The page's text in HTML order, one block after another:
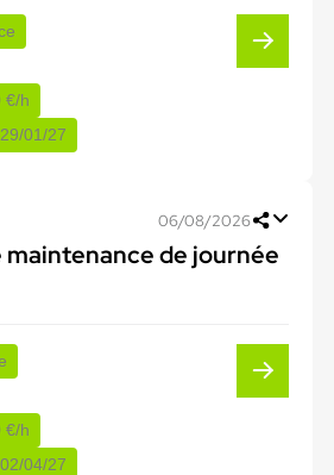
€/h
29/01/27
06/08/2026
maintenance de journée
€/h
02/04/27